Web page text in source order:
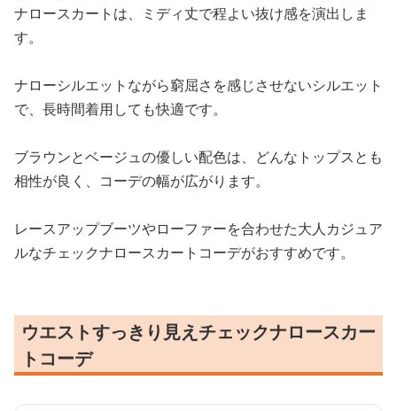
ナロースカートは、ミディ丈で程よい抜け感を演出しま
す。
ナローシルエットながら窮屈さを感じさせないシルエット
で、長時間着用しても快適です。
ブラウンとベージュの優しい配色は、どんなトップスとも
相性が良く、コーデの幅が広がります。
レースアップブーツやローファーを合わせた大人カジュア
ルなチェックナロースカートコーデがおすすめです。
ウエストすっきり見えチェックナロースカー
トコーデ